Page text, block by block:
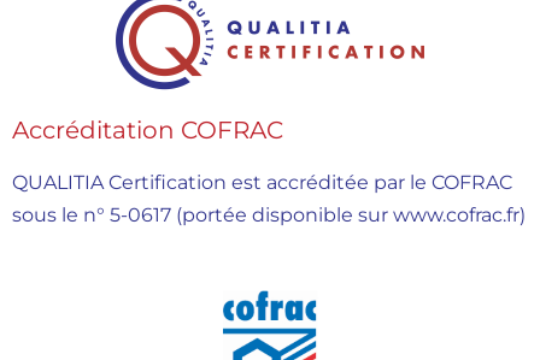
Accréditation COFRAC
QUALITIA Certification est accréditée par le COFRAC
sous le n° 5-0617 (portée disponible sur www.cofrac.fr)